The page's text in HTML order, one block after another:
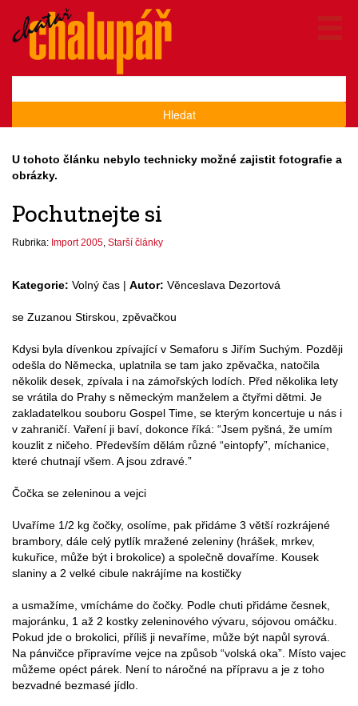
Hledat
U tohoto článku nebylo technicky možné zajistit fotografie a
obrázky.
Pochutnejte si
Rubrika: Import 2005 Starší články
Kategorie: Volný čas | Autor: Věnceslava Dezortová
se Zuzanou Stirskou, zpěvačkou
Kdysi byla dívenkou zpívající v Semaforu s Jiřím Suchým. Později
odešla do Německa, uplatnila se tam jako zpěvačka, natočila
několik desek, zpívala i na zámořských lodích. Před několika lety
se vrátila do Prahy s německým manželem a čtyřmi dětmi. Je
zakladatelkou souboru Gospel Time, se kterým koncertuje u nás i
v zahraničí. Vaření ji baví, dokonce říká: “Jsem pyšná, že umím
kouzlit z ničeho. Především dělám různé “eintopfy”, míchanice,
které chutnají všem. A jsou zdravé.”
Čočka se zeleninou a vejci
Uvaříme 1/2 kg čočky, osolíme, pak přidáme 3 větší rozkrájené
brambory, dále celý pytlík mražené zeleniny (hrášek, mrkev,
kukuřice, může být i brokolice) a společně dovaříme. Kousek
slaniny a 2 velké cibule nakrájíme na kostičky
a usmažíme, vmícháme do čočky. Podle chuti přidáme česnek,
majoránku, 1 až 2 kostky zeleninového vývaru, sójovou omáčku.
Pokud jde o brokolici, příliš ji nevaříme, může být napůl syrová.
Na pánvičce připravíme vejce na způsob “volská oka”. Místo vajec
můžeme opéct párek. Není to náročné na přípravu a je z toho
bezvadné bezmasé jídlo.